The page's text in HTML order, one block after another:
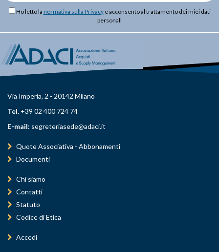
Ho letto la normativa sulla Privacye acconsento al trattamento dei miei dati
personali
Via Imperia, 2 - 20142 Milano
Tel. +39 02 400 724 74
E-mail: segreteriasede@adaci.it
Quote Associativa - Abbonamenti
Documenti
Chi siamo
Contatti
Statuto
Codice di Etica
Accedi